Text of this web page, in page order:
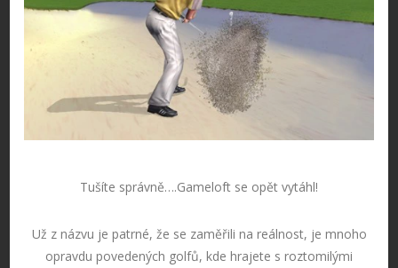
Tušíte správně….Gameloft se opět vytáhl!
Už z názvu je patrné, že se zaměřili na reálnost, je mnoho
opravdu povedených golfů, kde hrajete s roztomilými